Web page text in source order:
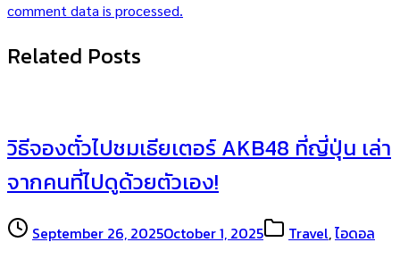
comment data is processed.
Related Posts
วิธีจองตั๋วไปชมเธียเตอร์ AKB48 ที่ญี่ปุ่น เล่า
จากคนที่ไปดูด้วยตัวเอง!
September 26, 2025October 1, 2025 Travel,ไอดอล